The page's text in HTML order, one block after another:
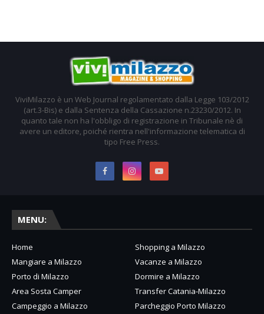
ViviMilazzo è un Web Journal regolamentato dalla Legge 103/2012
(art.3-Bis) e dalla Sentenza della Cassazione n.23230/2012. In
quanto tale non ha l'obbligo di registrazione in Tribunale nè di
avere un editore, poiché rientra nell'informazione telematica di
tipo Free Press.
MENU:
Home
Shopping a Milazzo
Mangiare a Milazzo
Vacanze a Milazzo
Porto di Milazzo
Dormire a Milazzo
Area Sosta Camper
Transfer Catania-Milazzo
Campeggio a Milazzo
Parcheggio Porto Milazzo